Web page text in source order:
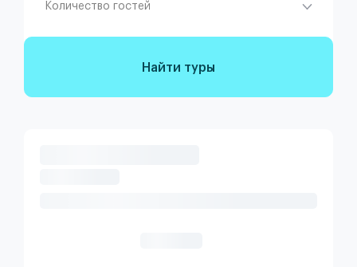
Количество гостей
Найти туры